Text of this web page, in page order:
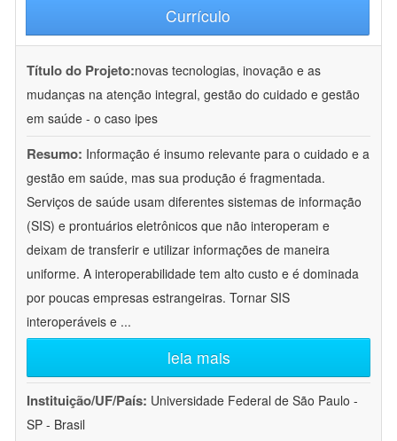
Currículo
Título do Projeto:novas tecnologias, inovação e as
mudanças na atenção integral, gestão do cuidado e gestão
em saúde - o caso ipes
Resumo: Informação é insumo relevante para o cuidado e a
gestão em saúde, mas sua produção é fragmentada.
Serviços de saúde usam diferentes sistemas de informação
(SIS) e prontuários eletrônicos que não interoperam e
deixam de transferir e utilizar informações de maneira
uniforme. A interoperabilidade tem alto custo e é dominada
por poucas empresas estrangeiras. Tornar SIS
interoperáveis e ...
leia mais
Instituição/UF/País: Universidade Federal de São Paulo -
SP - Brasil